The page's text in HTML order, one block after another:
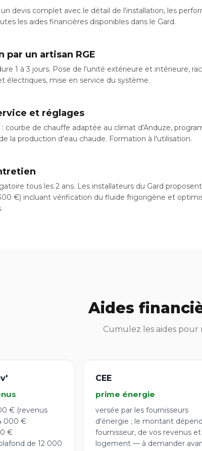
devis complet avec le détail de l'installation, les
les aides financières disponibles dans le Gard.
par un artisan RGE
1 à 3 jours. Pose de l'unité extérieure et intérieure,
électriques, mise en service du système.
et réglages
: courbe de chauffe adaptée au climat d'Anduze,
la production d'eau chaude. Formation à l'utilisation.
tous les 2 ans. Les installateurs du Gard
€) incluant vérification du fluide frigorigène et
Aides
Cumulez les aides
€ (revenus
000 €
€
de 12 000
CEE
prime énergie
versée par les fournisseurs
d'énergie ; le montant
fournisseur, de vos revenus
logement — à demander